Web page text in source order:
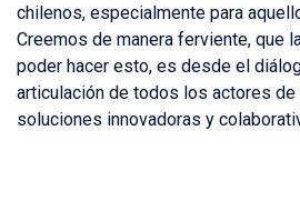
chilenos, especialmente para
Creemos de manera ferviente, que
poder hacer esto, es desde el
articulación de todos los actores
soluciones innovadoras y